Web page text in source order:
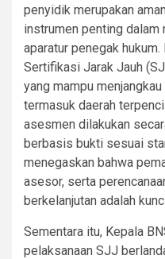
penyidik merupakan
instrumen penting dalam
aparatur penegak
Sertifikasi Jarak Jauh
yang mampu
termasuk daerah
asesmen dilakukan
berbasis bukti sesuai
menegaskan bahwa
asesor, serta
berkelanjutan adalah
Sementara itu, Kepala
pelaksanaan SJJ